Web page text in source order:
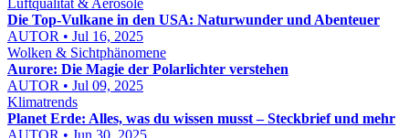
Luftqualität & Aerosole
Die Top-Vulkane in den USA: Naturwunder und Abenteuer
AUTOR • Jul 16, 2025
Wolken & Sichtphänomene
Aurore: Die Magie der Polarlichter verstehen
AUTOR • Jul 09, 2025
Klimatrends
Planet Erde: Alles, was du wissen musst – Steckbrief und mehr
AUTOR • Jun 30, 2025